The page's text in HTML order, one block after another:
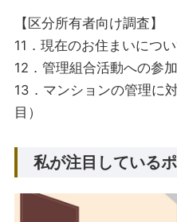
【区分所有者向け調査】
11．現在のお住まいについ
12．管理組合活動への参
13．マンションの管理に
目）
私が注目している